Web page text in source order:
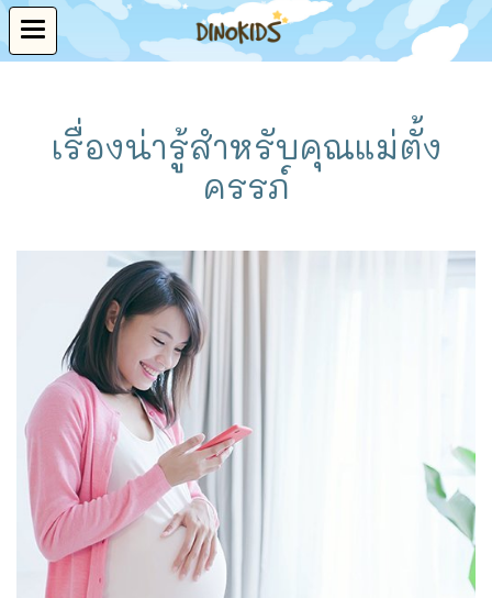
เรื่องน่ารู้สำหรับคุณแม่ตั้ง
ครรภ์